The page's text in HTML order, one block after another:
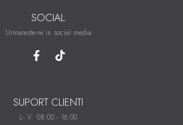
SOCIAL
Urmareste-ne in social media
SUPORT CLIENTI
L- V: 08:00 - 16:00